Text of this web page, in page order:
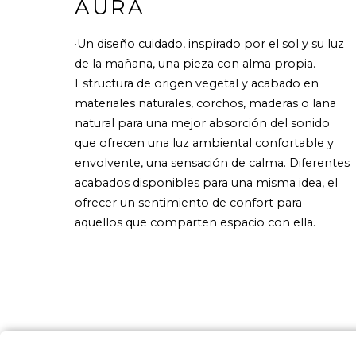
AURA
·Un diseño cuidado, inspirado por el sol y su luz
de la mañana, una pieza con alma propia.
Estructura de origen vegetal y acabado en
materiales naturales, corchos, maderas o lana
natural para una mejor absorción del sonido
que ofrecen una luz ambiental confortable y
envolvente, una sensación de calma. Diferentes
acabados disponibles para una misma idea, el
ofrecer un sentimiento de confort para
aquellos que comparten espacio con ella.